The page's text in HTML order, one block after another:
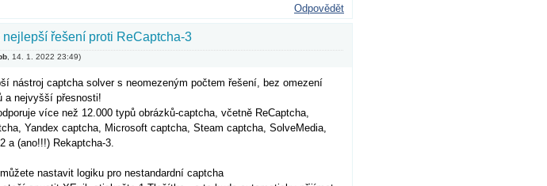
Odpovědět
nejlepší řešení proti ReCaptcha-3
14. 1. 2022 23:49)
nástroj captcha solver s neomezeným počtem řešení, bez omezení
a nejvyšší přesnosti!
více než 12.000 typů obrázků-captcha, včetně ReCaptcha,
Yandex captcha, Microsoft captcha, Steam captcha, SolveMedia,
a (ano!!!) Rekaptcha-3.
nastavit logiku pro nestandardní captcha